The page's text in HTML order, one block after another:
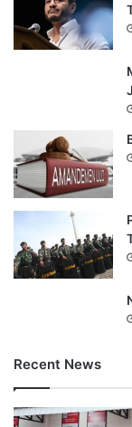
Recent News